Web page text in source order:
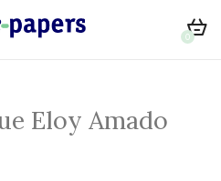
0
Eloy Amado